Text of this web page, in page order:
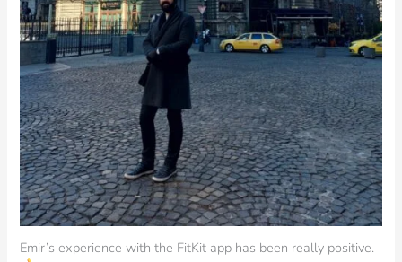
Emir’s experience with the FitKit app has been really positive.